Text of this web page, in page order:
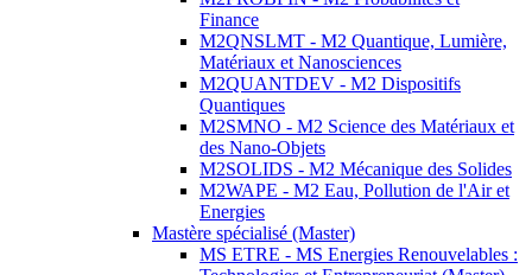
Finance
M2QNSLMT - M2 Quantique, Lumière,
Matériaux et Nanosciences
M2QUANTDEV - M2 Dispositifs
Quantiques
M2SMNO - M2 Science des Matériaux et
des Nano-Objets
M2SOLIDS - M2 Mécanique des Solides
M2WAPE - M2 Eau, Pollution de l'Air et
Energies
Mastère spécialisé (Master)
MS ETRE - MS Energies Renouvelables :